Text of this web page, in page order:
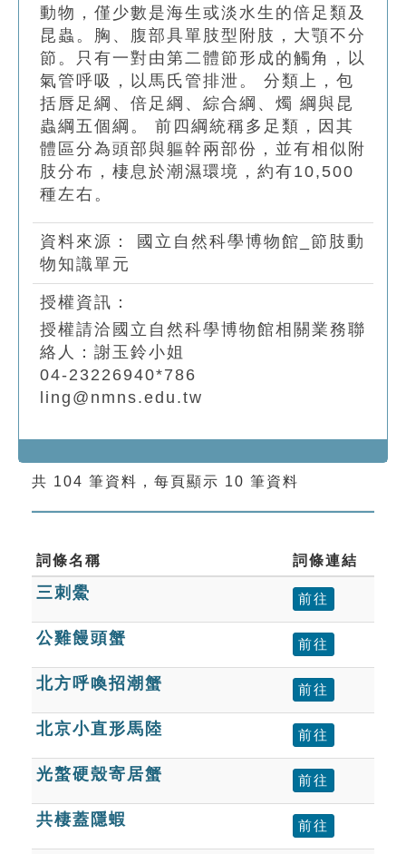
動物，僅少數是海生或淡水生的倍足類及
昆蟲。胸、腹部具單肢型附肢，大顎不分
節。只有一對由第二體節形成的觸角，以
氣管呼吸，以馬氏管排泄。 分類上，包
括唇足綱、倍足綱、綜合綱、燭 綱與昆
蟲綱五個綱。 前四綱統稱多足類，因其
體區分為頭部與軀幹兩部份，並有相似附
肢分布，棲息於潮濕環境，約有10,500
種左右。
資料來源：
國立自然科學博物館_節肢動
物知識單元
授權資訊：
授權請洽國立自然科學博物館相關業務聯
絡人：謝玉鈴小姐
04-23226940*786
ling@nmns.edu.tw
共 104 筆資料，每頁顯示 10 筆資料
詞條名稱 詞條連結
三刺鱟 前往
公雞饅頭蟹 前往
北方呼喚招潮蟹 前往
北京小直形馬陸 前往
光螯硬殼寄居蟹 前往
共棲蓋隱蝦 前往